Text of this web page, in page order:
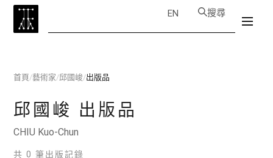
EN 搜尋
首頁/藝術家/邱國峻/出版品
邱國峻 出版品
CHIU Kuo-Chun
共 0 筆出版記錄